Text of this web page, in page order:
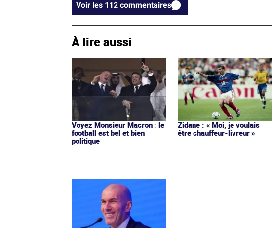
Voir les 112 commentaires
À lire aussi
Voyez Monsieur Macron : le
football est bel et bien
politique
Zidane : « Moi, je voulais
être chauffeur-livreur »